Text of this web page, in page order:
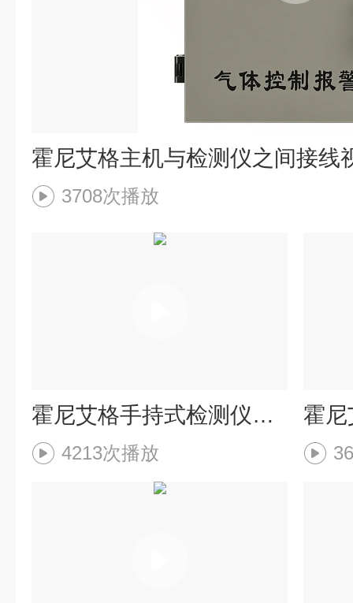
霍尼艾格主机与检测仪之间接线
3708次播放
霍尼艾格手持式检测仪简单调试
4213次播放